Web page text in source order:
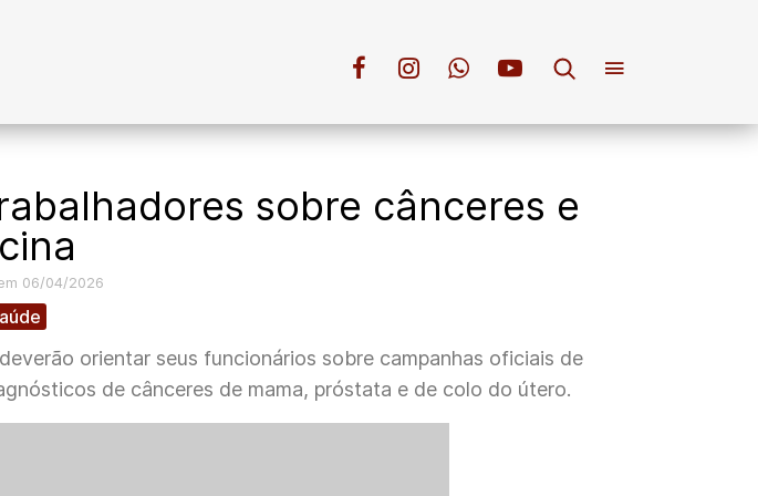
sobre cânceres e
06/04/2026
orientar seus funcionários sobre campanhas oficiais de
de cânceres de mama, próstata e de colo do útero.